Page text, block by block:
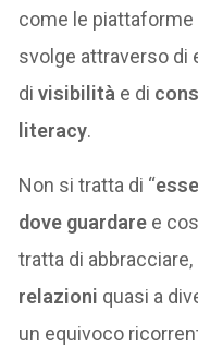
come le piattaforme
svolge attraverso di
divisibilità e di
literacy.
Non si tratta di “
dove guardare e
tratta di
relazioni quasi a
un equivoco